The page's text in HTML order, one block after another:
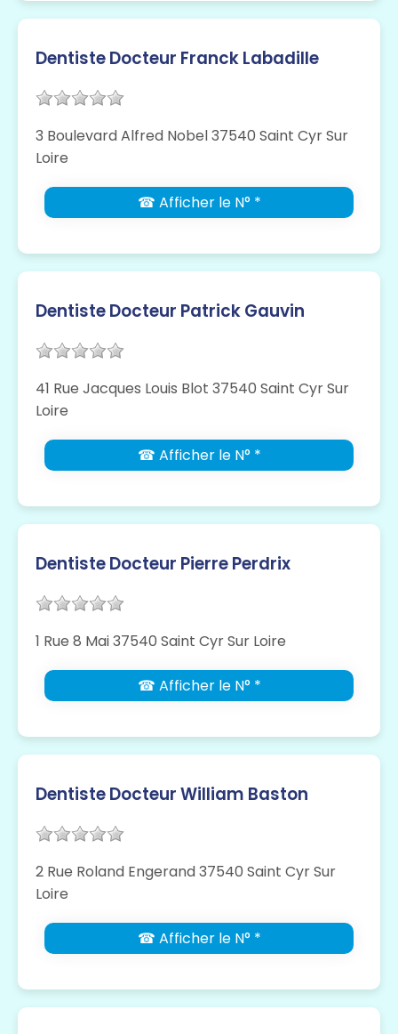
Dentiste Docteur Franck Labadille
3 Boulevard Alfred Nobel 37540 Saint Cyr Sur
Loire
☎ Afficher le N° *
Dentiste Docteur Patrick Gauvin
41 Rue Jacques Louis Blot 37540 Saint Cyr Sur
Loire
☎ Afficher le N° *
Dentiste Docteur Pierre Perdrix
1 Rue 8 Mai 37540 Saint Cyr Sur Loire
☎ Afficher le N° *
Dentiste Docteur William Baston
2 Rue Roland Engerand 37540 Saint Cyr Sur
Loire
☎ Afficher le N° *